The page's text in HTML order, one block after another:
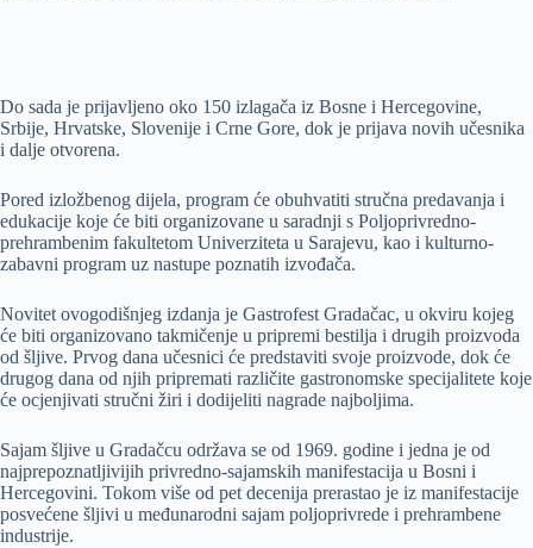
Do sada je prijavljeno oko 150 izlagača iz Bosne i Hercegovine,
Srbije, Hrvatske, Slovenije i Crne Gore, dok je prijava novih učesnika
i dalje otvorena.
Pored izložbenog dijela, program će obuhvatiti stručna predavanja i
edukacije koje će biti organizovane u saradnji s Poljoprivredno-
prehrambenim fakultetom Univerziteta u Sarajevu, kao i kulturno-
zabavni program uz nastupe poznatih izvođača.
Novitet ovogodišnjeg izdanja je Gastrofest Gradačac, u okviru kojeg
će biti organizovano takmičenje u pripremi bestilja i drugih proizvoda
od šljive. Prvog dana učesnici će predstaviti svoje proizvode, dok će
drugog dana od njih pripremati različite gastronomske specijalitete koje
će ocjenjivati stručni žiri i dodijeliti nagrade najboljima.
Sajam šljive u Gradačcu održava se od 1969. godine i jedna je od
najprepoznatljivijih privredno-sajamskih manifestacija u Bosni i
Hercegovini. Tokom više od pet decenija prerastao je iz manifestacije
posvećene šljivi u međunarodni sajam poljoprivrede i prehrambene
industrije.